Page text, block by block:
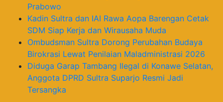
Prabowo
Kadin Sultra dan IAI Rawa Aopa Barengan Cetak
SDM Siap Kerja dan Wirausaha Muda
Ombudsman Sultra Dorong Perubahan Budaya
Birokrasi Lewat Penilaian Maladministrasi 2026
Diduga Garap Tambang Ilegal di Konawe Selatan,
Anggota DPRD Sultra Suparjo Resmi Jadi
Tersangka